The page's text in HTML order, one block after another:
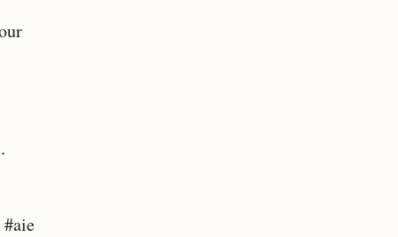
#aie